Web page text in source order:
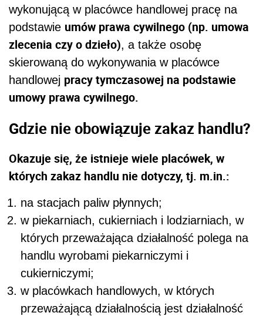
wykonującą w placówce handlowej pracę na
podstawie umów prawa cywilnego (np. umowa
zlecenia czy o dzieło), a także osobę
skierowaną do wykonywania w placówce
handlowej pracy tymczasowej na podstawie
umowy prawa cywilnego.
Gdzie nie obowiązuje zakaz handlu?
Okazuje się, że istnieje wiele placówek, w
których zakaz handlu nie dotyczy, tj. m.in.:
na stacjach paliw płynnych;
w piekarniach, cukierniach i lodziarniach, w
których przeważająca działalność polega na
handlu wyrobami piekarniczymi i
cukierniczymi;
w placówkach handlowych, w których
przeważającą działalnością jest działalność